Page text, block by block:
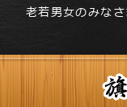
老若男女のみな